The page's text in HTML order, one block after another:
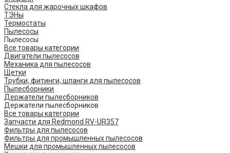
Стекла для жарочных шкафов
ТЭНы
Термостаты
Пылесосы
Пылесосы
Все товары категории
Двигатели пылесосов
Механика для пылесосов
Щетки
Трубки, фитинги, шланги для пылесосов
Пылесборники
Держатели пылесборников
Держатели пылесборников
Все товары категории
Запчасти для Redmond RV-UR357
Фильтры для пылесосов
Фильтры для промышленных пылесосов
Мешки для промышленных пылесосов